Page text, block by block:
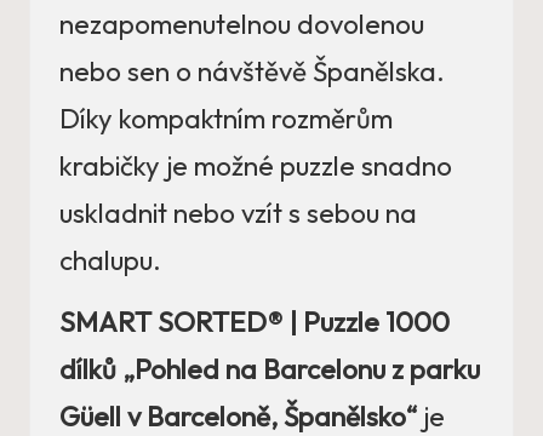
nezapomenutelnou dovolenou
nebo sen o návštěvě Španělska.
Díky kompaktním rozměrům
krabičky je možné puzzle snadno
uskladnit nebo vzít s sebou na
chalupu.
SMART SORTED® | Puzzle 1000
dílků „Pohled na Barcelonu z parku
Güell v Barceloně, Španělsko“ je